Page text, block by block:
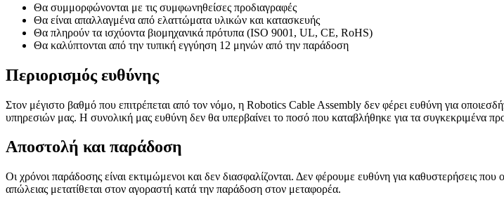
Θα συμμορφώνονται με τις συμφωνηθείσες προδιαγραφές
Θα είναι απαλλαγμένα από ελαττώματα υλικών και κατασκευής
Θα πληρούν τα ισχύοντα βιομηχανικά πρότυπα (ISO 9001, UL, CE, RoHS)
Θα καλύπτονται από την τυπική εγγύηση 12 μηνών από την παράδοση
Περιορισμός ευθύνης
Στον μέγιστο βαθμό που επιτρέπεται από τον νόμο, η Robotics Cable Assembly δεν φέρει ευθύνη για
υπηρεσιών μας. Η συνολική μας ευθύνη δεν θα υπερβαίνει το ποσό που καταβλήθηκε για τα συγκεκριμένα
Αποστολή και παράδοση
Οι χρόνοι παράδοσης είναι εκτιμώμενοι και δεν διασφαλίζονται. Δεν φέρουμε ευθύνη για καθυστερήσεις
απώλειας μετατίθεται στον αγοραστή κατά την παράδοση στον μεταφορέα.